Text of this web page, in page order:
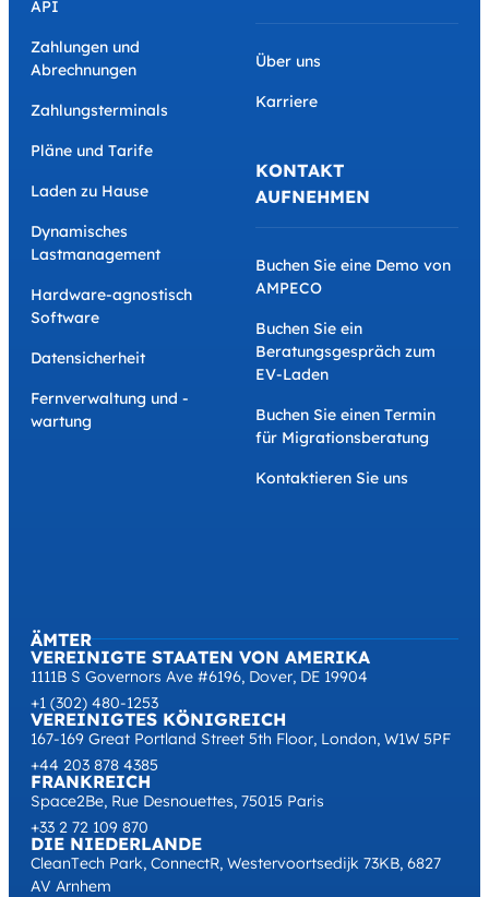
ÄMTER
VEREINIGTE STAATEN VON AMERIKA
1111B S Governors Ave #6196, Dover, DE 19904
+1 (302) 480-1253
VEREINIGTES KÖNIGREICH
167-169 Great Portland Street 5th Floor, London, W1W 5PF
+44 203 878 4385
FRANKREICH
Space2Be, Rue Desnouettes, 75015 Paris
+33 2 72 109 870
DIE NIEDERLANDE
CleanTech Park, ConnectR, Westervoortsedijk 73KB, 6827
AV Arnhem
API
Zahlungen und
Abrechnungen
Zahlungsterminals
Pläne und Tarife
Laden zu Hause
Dynamisches
Lastmanagement
Hardware-agnostisch
Software
Datensicherheit
Fernverwaltung und -
wartung
Über uns
Karriere
KONTAKT
AUFNEHMEN
Buchen Sie eine Demo von
AMPECO
Buchen Sie ein
Beratungsgespräch zum
EV-Laden
Buchen Sie einen Termin
für Migrationsberatung
Kontaktieren Sie uns